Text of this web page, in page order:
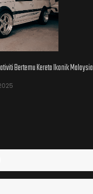
Bertemu Kereta Ikonik Malaysia